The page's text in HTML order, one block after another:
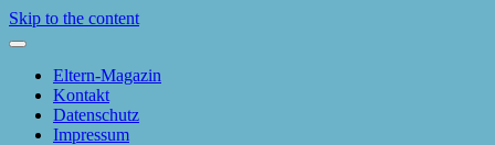
Skip to the content
Eltern-Magazin
Kontakt
Datenschutz
Impressum